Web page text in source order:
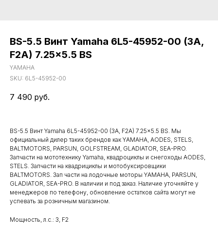
BS-5.5 Винт Yamaha 6L5-45952-00 (3A,
F2A) 7.25x5.5 BS
YAMAHA
SKU: 6L5-45952-00
7 490 руб.
BS-5.5 Винт Yamaha 6L5-45952-00 (3A, F2A) 7.25x5.5 BS. Мы
официальный дилер таких брендов как YAMAHA, AODES, STELS,
BALTMOTORS, PARSUN, GOLFSTREAM, GLADIATOR, SEA-PRO.
Запчасти на мототехнику Yamaha, квадроциклы и снегоходы AODES,
STELS. Запчасти на квадрициклы и мотобуксировщики
BALTMOTORS. Зап части на лодочные моторы YAMAHA, PARSUN,
GLADIATOR, SEA-PRO. В наличии и под заказ. Наличие уточняйте у
менеджеров по телефону, обновление остатков сайта могут не
успевать за розничным магазином.
Мощность, л.с.: 3, F2